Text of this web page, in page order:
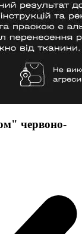
червоно-